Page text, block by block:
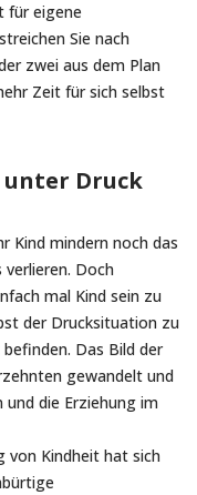
für eigene
Sie nach
zwei aus dem Plan
Zeit für sich selbst
Druck
Kind mindern noch das
verlieren. Doch
mal Kind sein zu
der Drucksituation zu
Das Bild der
gewandelt und
die Erziehung im
von Kindheit hat sich